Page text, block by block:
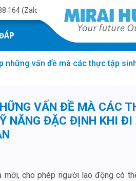
164 (Zalo)
những vấn đề mà các thực tập
VẤN ĐỀ MÀ CÁC
NĂNG ĐẶC ĐỊNH KHI ĐI
cho phép người lao động có